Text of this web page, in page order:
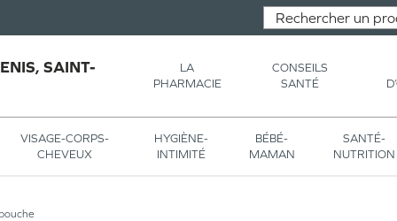
SAINT-
LA
PHARMACIE
CONSEILS
SANTÉ
VISAGE-CORPS-
CHEVEUX
HYGIÈNE-
INTIMITÉ
BÉBÉ-
MAMAN
SANTÉ-
NUTRITION